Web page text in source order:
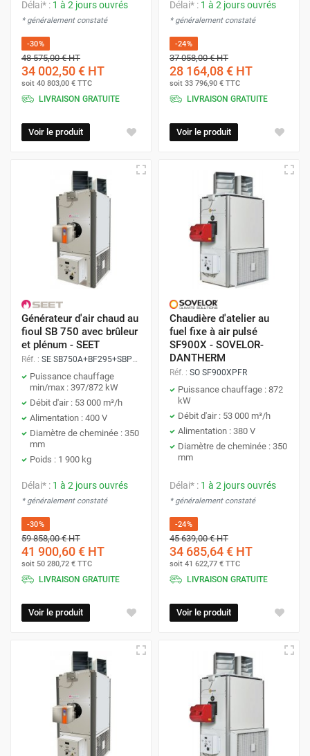
Délai* : 1 à 2 jours ouvrés
* généralement constaté
-30%
48 575,00 €HT
34 002,50 € HT
soit 40 803,00 € TTC
LIVRAISON GRATUITE
Voir le produit
Délai* : 1 à 2 jours ouvrés
* généralement constaté
-24%
37 058,00 €HT
28 164,08 € HT
soit 33 796,90 € TTC
LIVRAISON GRATUITE
Voir le produit
Générateur d'air chaud au
fioul SB 750 avec brûleur
et plénum - SEET
Réf. : SE SB750A+BF295+SBPL750
Puissance chauffage
min/max : 397/872 kW
Débit d'air : 53 000 m³/h
Alimentation : 400 V
Diamètre de cheminée : 350
mm
Poids : 1 900 kg
Délai* : 1 à 2 jours ouvrés
* généralement constaté
-30%
59 858,00 €HT
41 900,60 € HT
soit 50 280,72 € TTC
LIVRAISON GRATUITE
Voir le produit
Chaudière d'atelier au
fuel fixe à air pulsé
SF900X - SOVELOR-
DANTHERM
Réf. : SO SF900XPFR
Puissance chauffage : 872
kW
Débit d'air : 53 000 m³/h
Alimentation : 380 V
Diamètre de cheminée : 350
mm
Délai* : 1 à 2 jours ouvrés
* généralement constaté
-24%
45 639,00 €HT
34 685,64 € HT
soit 41 622,77 € TTC
LIVRAISON GRATUITE
Voir le produit